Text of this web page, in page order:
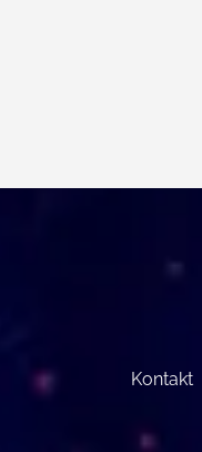
Kontakt